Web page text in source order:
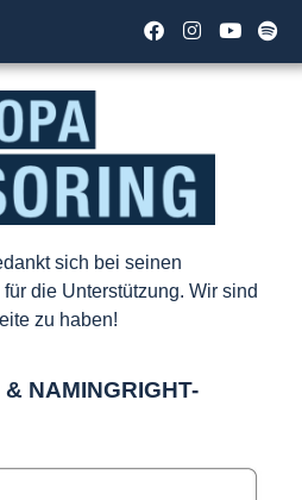
sich bei seinen
die Unterstützung. Wir sind
zu haben!
NAMINGRIGHT-